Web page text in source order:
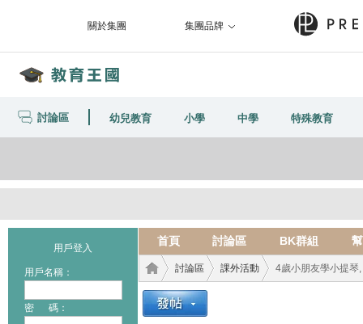
關於集團 集團品牌
討論區 幼兒教育 小學 中學 特殊教育
用戶登入
用戶名稱：
密 碼：
首頁 討論區 BK群組
討論區 課外活動 4歲小朋友學小提琴